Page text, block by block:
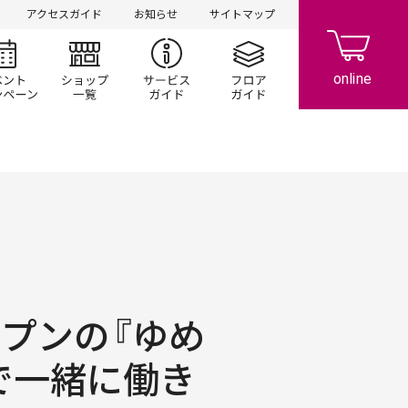
アクセスガイド お知らせ サイトマップ
報 イベント/キャンペーン
ショップ一覧 サービスガイドフロアガイド
ンの『ゆめ
一緒に働き